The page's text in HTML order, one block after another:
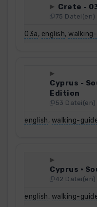
Crete -
75 Datei(en)
03a, english,
Cyprus -
Edition
53 Datei(en)
english, walking-
Cyprus ·
42 Datei(en)
english, walking-